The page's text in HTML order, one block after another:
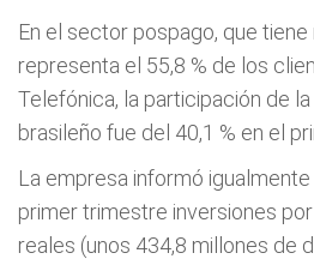
En el sector pospago, que
representa el 55,8 % de los
Telefónica, la participación de
brasileño fue del 40,1 % en el
La empresa informó igualmente
primer trimestre inversiones
reales (unos 434,8 millones de